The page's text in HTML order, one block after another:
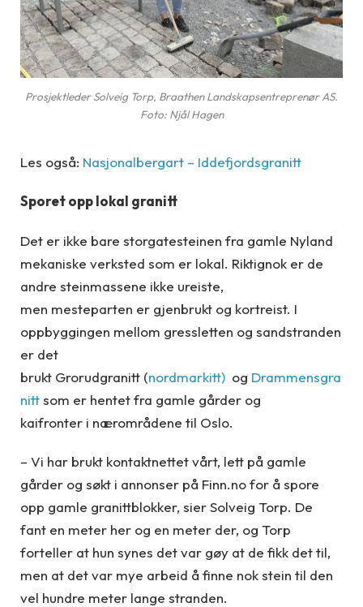
Prosjektleder Solveig Torp, Braathen Landskapsentreprenør AS.
Foto: Njål Hagen
Les også: Nasjonalbergart – Iddefjordsgranitt
Sporet opp lokal granitt
Det er ikke bare storgatesteinen fra gamle Nyland
mekaniske verksted som er lokal. Riktignok er de
andre steinmassene ikke ureiste,
men mesteparten er gjenbrukt og kortreist. I
oppbyggingen mellom gressletten og sandstranden
er det
brukt Grorudgranitt (nordmarkitt) og Drammensgra
nittsom er hentet fra gamle gårder og
kaifronter i nærområdene til Oslo.
– Vi har brukt kontaktnettet vårt, lett på gamle
gårder og søkt i annonser på Finn.no for å spore
opp gamle granittblokker, sier Solveig Torp. De
fant en meter her og en meter der, og Torp
forteller at hun synes det var gøy at de fikk det til,
men at det var mye arbeid å finne nok stein til den
vel hundre meter lange stranden.